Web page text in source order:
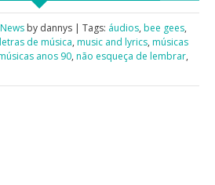
News by dannys | Tags: áudios, bee gees,
letras de música, music and lyrics, músicas
anos 90, não esqueça de lembrar,